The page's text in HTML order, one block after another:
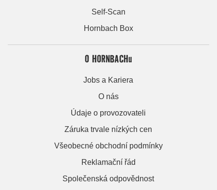
Self-Scan
Hornbach Box
O HORNBACHu
Jobs a Kariera
O nás
Údaje o provozovateli
Záruka trvale nízkých cen
Všeobecné obchodní podmínky
Reklamační řád
Společenská odpovědnost